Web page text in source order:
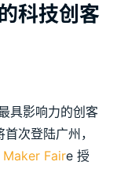
科技创客
具影响力的创客
次登陆广州，
Maker Faire 授